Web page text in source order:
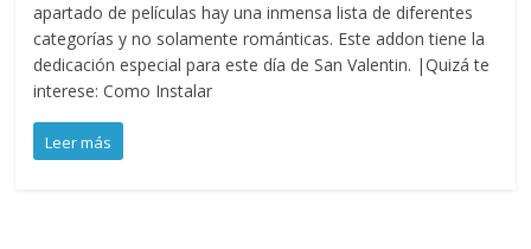
apartado de películas hay una inmensa lista de diferentes
categorías y no solamente románticas. Este addon tiene la
dedicación especial para este día de San Valentin. |Quizá te
interese: Como Instalar
Leer más